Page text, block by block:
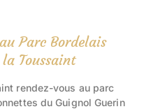
Parc Bordelais
Toussaint
rendez-vous au parc
du Guignol Guerin